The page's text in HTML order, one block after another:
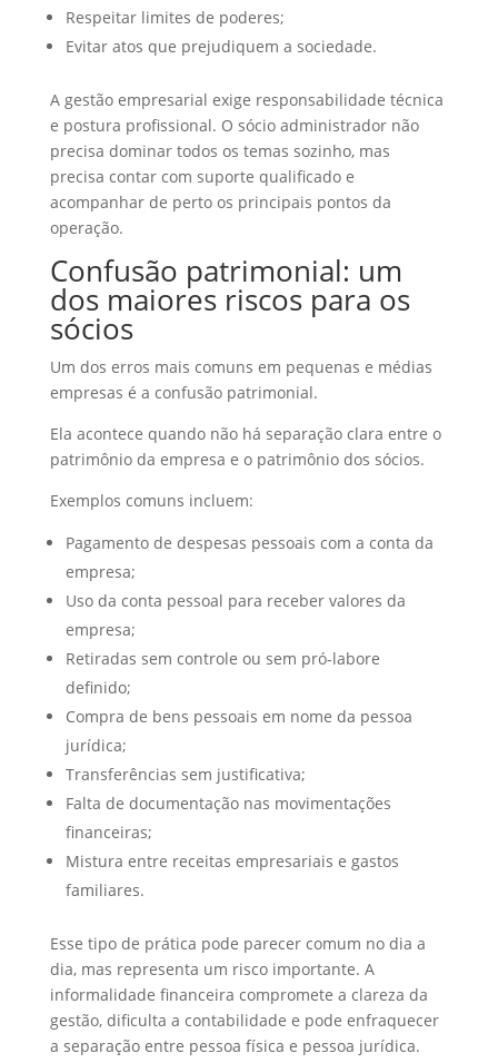
Respeitar limites de poderes;
Evitar atos que prejudiquem a sociedade.
A gestão empresarial exige responsabilidade técnica
e postura profissional. O sócio administrador não
precisa dominar todos os temas sozinho, mas
precisa contar com suporte qualificado e
acompanhar de perto os principais pontos da
operação.
Confusão patrimonial: um
dos maiores riscos para os
sócios
Um dos erros mais comuns em pequenas e médias
empresas é a confusão patrimonial.
Ela acontece quando não há separação clara entre o
patrimônio da empresa e o patrimônio dos sócios.
Exemplos comuns incluem:
Pagamento de despesas pessoais com a conta da
empresa;
Uso da conta pessoal para receber valores da
empresa;
Retiradas sem controle ou sem pró-labore
definido;
Compra de bens pessoais em nome da pessoa
jurídica;
Transferências sem justificativa;
Falta de documentação nas movimentações
financeiras;
Mistura entre receitas empresariais e gastos
familiares.
Esse tipo de prática pode parecer comum no dia a
dia, mas representa um risco importante. A
informalidade financeira compromete a clareza da
gestão, dificulta a contabilidade e pode enfraquecer
a separação entre pessoa física e pessoa jurídica.